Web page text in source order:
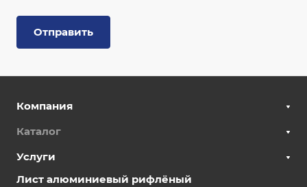
Отправить
Компания
Каталог
Услуги
Лист алюминиевый рифлёный